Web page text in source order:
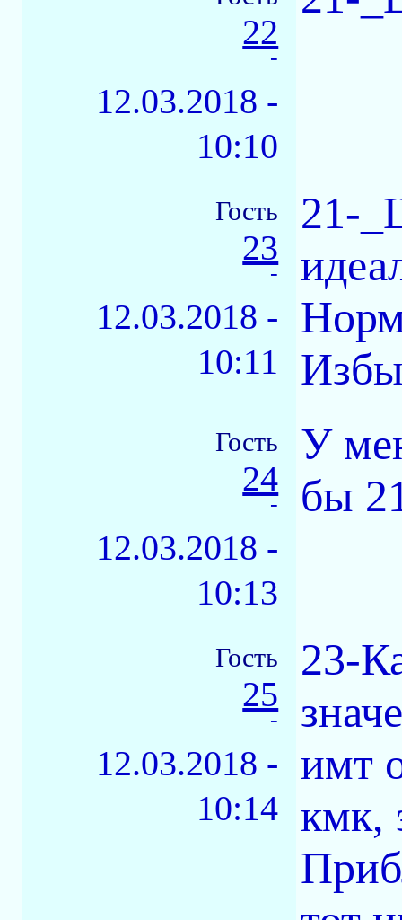
22
-
12.03.2018 -
10:10
Гость
23
-
12.03.2018 -
10:11
21-
Гость
24
-
12.03.2018 -
10:13
У
бы
Гость
25
-
12.03.2018 -
10:14
23-
имт
кмк,